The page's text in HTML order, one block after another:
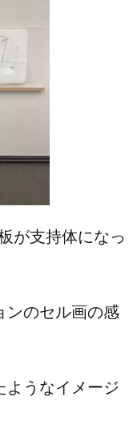
が支持体になっ
のセル画の感
うなイメージ